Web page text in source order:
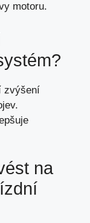
motoru.
zvýšení
na